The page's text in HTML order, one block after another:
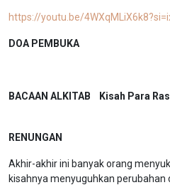
https://youtu.be/
DOA PEMBUKA
BACAAN ALKITAB Kisah Para
RENUNGAN
Akhir-akhir ini banyak orang
kisahnya menyuguhkan